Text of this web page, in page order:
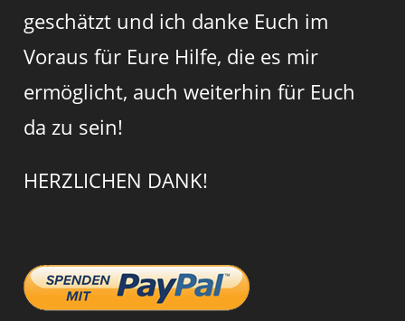
geschätzt und ich danke Euch im
Voraus für Eure Hilfe, die es mir
ermöglicht, auch weiterhin für Euch
da zu sein!
HERZLICHEN DANK!